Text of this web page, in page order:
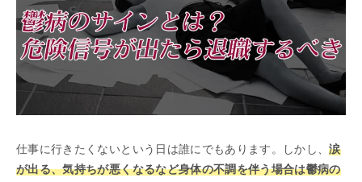
仕事に行きたくないという日は誰にでもあります。しかし、涙
が出る、気持ちが悪くなるなど身体の不調を伴う場合は鬱病の